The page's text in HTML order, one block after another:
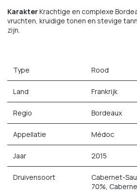
KarakterKrachtige en complexe
vruchten, kruidige tonen en stevige
zijn.
Type Rood
Land Frankrijk
Regio Bordeaux
Appellatie Médoc
Jaar 2015
Druivensoort
Cabernet-
70%,